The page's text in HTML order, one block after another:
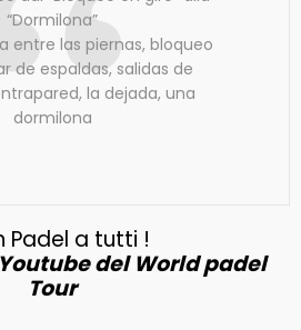
“Dormilona”
entre las piernas, bloqueo
de espaldas, salidas de
la dejada, una
dormilona
Padel a tutti !
del World padel
Tour